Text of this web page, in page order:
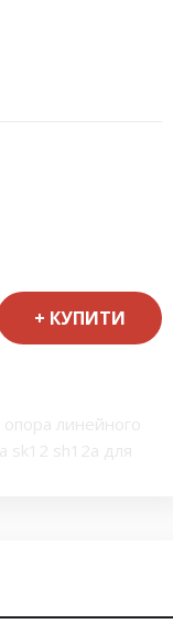
КУПИТИ
опора линейного
sk12 sh12a для